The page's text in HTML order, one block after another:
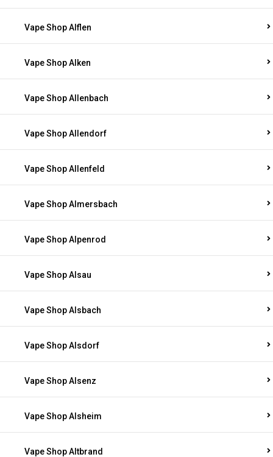
Vape Shop Alflen
Vape Shop Alken
Vape Shop Allenbach
Vape Shop Allendorf
Vape Shop Allenfeld
Vape Shop Almersbach
Vape Shop Alpenrod
Vape Shop Alsau
Vape Shop Alsbach
Vape Shop Alsdorf
Vape Shop Alsenz
Vape Shop Alsheim
Vape Shop Altbrand